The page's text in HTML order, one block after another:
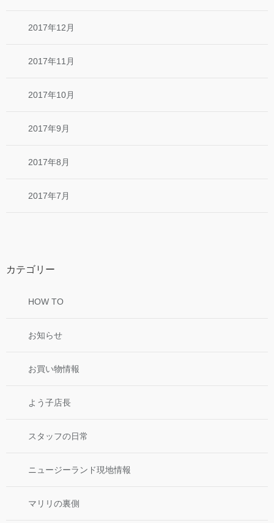
2017年12月
2017年11月
2017年10月
2017年9月
2017年8月
2017年7月
カテゴリー
HOW TO
お知らせ
お買い物情報
よう子店長
スタッフの日常
ニュージーランド現地情報
マリリの裏側